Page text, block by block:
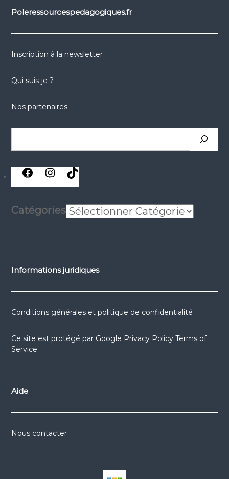
Poleressourcespedagogiques.fr
Inscription à la newsletter
Qui suis-je ?
Nos partenaires
réseaux réseaux
sociaux
réseaux
Catégories
Informations juridiques
Conditions générales et politique de confidentialité
Ce site est protégé par Google Privacy Policy Terms of
Service
Aide
Nous contacter